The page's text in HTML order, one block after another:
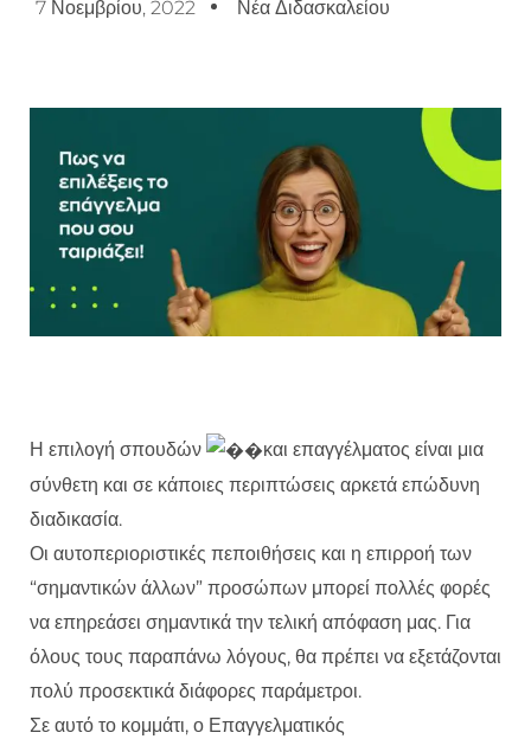
7 Νοεμβρίου, 2022 Νέα Διδασκαλείου
Η επιλογή σπουδών
και επαγγέλματος είναι μια
σύνθετη και σε κάποιες περιπτώσεις αρκετά επώδυνη
διαδικασία.
Οι αυτοπεριοριστικές πεποιθήσεις και η επιρροή των
“σημαντικών άλλων” προσώπων μπορεί πολλές φορές
να επηρεάσει σημαντικά την τελική απόφαση μας. Για
όλους τους παραπάνω λόγους, θα πρέπει να εξετάζονται
πολύ προσεκτικά διάφορες παράμετροι.
Σε αυτό το κομμάτι, ο Επαγγελματικός